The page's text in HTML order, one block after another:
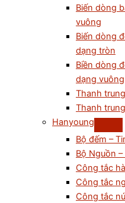
Biến dòng
vuông
Biến dòng
dạng tròn
Biền dòng
dạng vuông
Thanh
Thanh
Hanyoung
Bộ đếm –
Bộ Nguồn
Công tắc
Công tắc
Công tắc